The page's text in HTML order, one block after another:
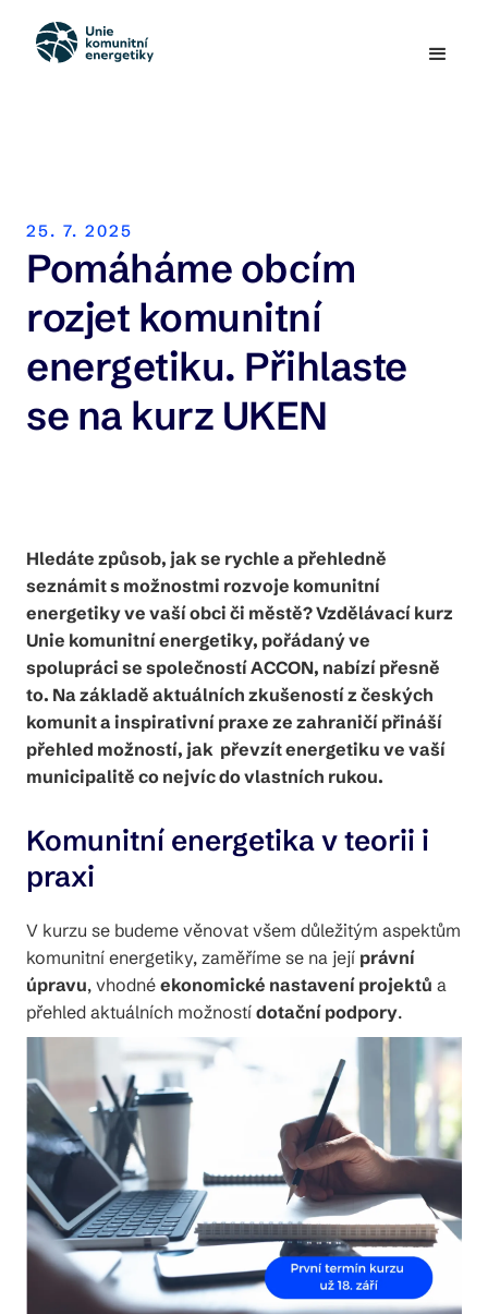
25. 7. 2025
Pomáháme obcím
rozjet komunitní
energetiku. Přihlaste
se na kurz UKEN
Hledáte způsob, jak se rychle a přehledně
seznámit s možnostmi rozvoje komunitní
energetiky ve vaší obci či městě? Vzdělávací kurz
Unie komunitní energetiky, pořádaný ve
spolupráci se společností ACCON, nabízí přesně
to. Na základě aktuálních zkušeností z českých
komunit a inspirativní praxe ze zahraničí přináší
přehled možností, jak převzít energetiku ve vaší
municipalitě co nejvíc do vlastních rukou.
Komunitní energetika v teorii i
praxi
V kurzu se budeme věnovat všem důležitým aspektům
komunitní energetiky, zaměříme se na její právní
úpravu, vhodné ekonomické nastavení projektů a
přehled aktuálních možností dotační podpory.